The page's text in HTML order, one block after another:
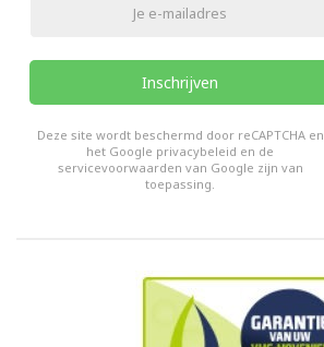
Inschrijven
reCHAPTCHA*
Deze site wordt beschermd door reCAPTCHA en
het Google privacybeleid en de
servicevoorwaarden van Google zijn van
toepassing.